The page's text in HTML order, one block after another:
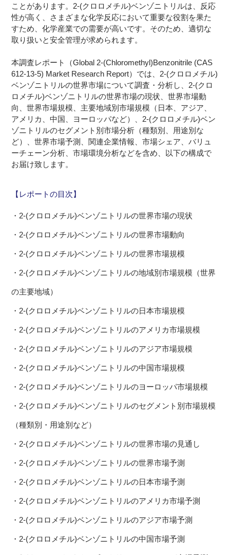
ことがあります。2-(クロロメチル)ベンゾニトリルは、反応
性が高く、さまざまな化学反応において重要な役割を果た
すため、化学産業での需要が高いです。そのため、適切な
取り扱いと安全管理が求められます。
本調査レポート（Global 2-(Chloromethyl)Benzonitrile (CAS
612-13-5) Market Research Report）では、2-(クロロメチル)
ベンゾニトリルの世界市場について調査・分析し、2-(クロ
ロメチル)ベンゾニトリルの世界市場の現状、世界市場動
向、世界市場規模、主要地域別市場規模（日本、アジア、
アメリカ、中国、ヨーロッパなど）、2-(クロロメチル)ベン
ゾニトリルのセグメント別市場分析（種類別、用途別な
ど）、世界市場予測、関連企業情報、市場シェア、バリュ
ーチェーン分析、市場環境分析などを含め、以下の構成で
お届け致します。
【レポートの目次】
・2-(クロロメチル)ベンゾニトリルの世界市場の現状
・2-(クロロメチル)ベンゾニトリルの世界市場動向
・2-(クロロメチル)ベンゾニトリルの世界市場規模
・2-(クロロメチル)ベンゾニトリルの地域別市場規模（世界
の主要地域）
・2-(クロロメチル)ベンゾニトリルの日本市場規模
・2-(クロロメチル)ベンゾニトリルのアメリカ市場規模
・2-(クロロメチル)ベンゾニトリルのアジア市場規模
・2-(クロロメチル)ベンゾニトリルの中国市場規模
・2-(クロロメチル)ベンゾニトリルのヨーロッパ市場規模
・2-(クロロメチル)ベンゾニトリルのセグメント別市場規模
（種類別・用途別など）
・2-(クロロメチル)ベンゾニトリルの世界市場の見通し
・2-(クロロメチル)ベンゾニトリルの世界市場予測
・2-(クロロメチル)ベンゾニトリルの日本市場予測
・2-(クロロメチル)ベンゾニトリルのアメリカ市場予測
・2-(クロロメチル)ベンゾニトリルのアジア市場予測
・2-(クロロメチル)ベンゾニトリルの中国市場予測